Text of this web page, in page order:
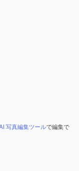
写真編集ツールで編集で